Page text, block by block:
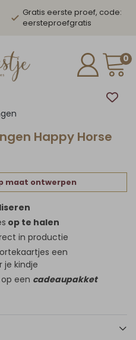
Gratis eerste proef, code:
eersteproefgratis
0
Happy Horse
maat ontwerpen
op te halen
in productie
een
je kindje
een cadeaupakket